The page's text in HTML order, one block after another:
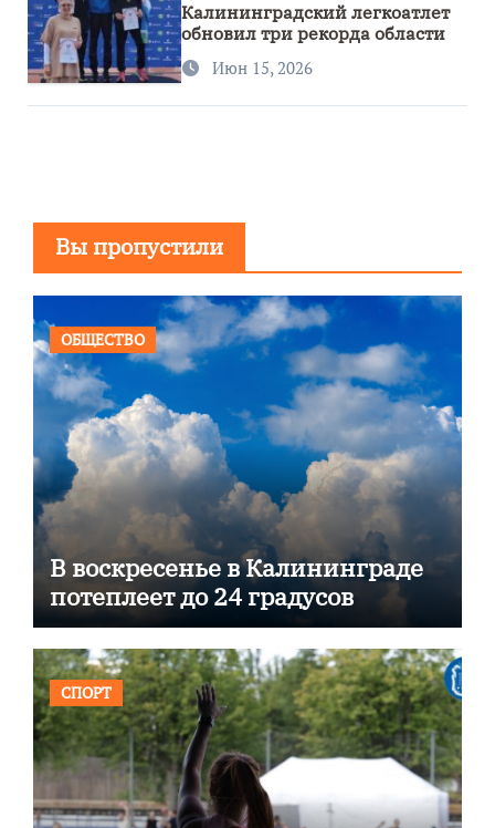
Калининградский легкоатлет
обновил три рекорда области
Июн 15, 2026
Вы пропустили
ОБЩЕСТВО
В воскресенье в Калининграде
потеплеет до 24 градусов
СПОРТ